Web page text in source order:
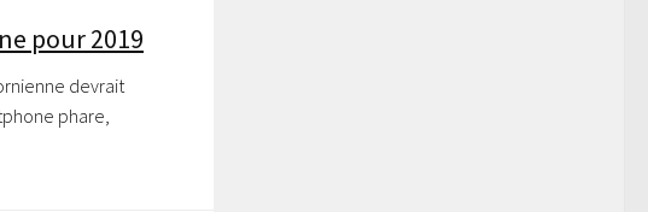
pour 2019
devrait
phare,